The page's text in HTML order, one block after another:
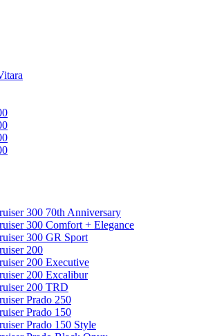
300 70th Anniversary
300 Comfort + Elegance
300 GR Sport
200
200 Executive
200 Excalibur
200 TRD
Prado 250
Prado 150
Prado 150 Style